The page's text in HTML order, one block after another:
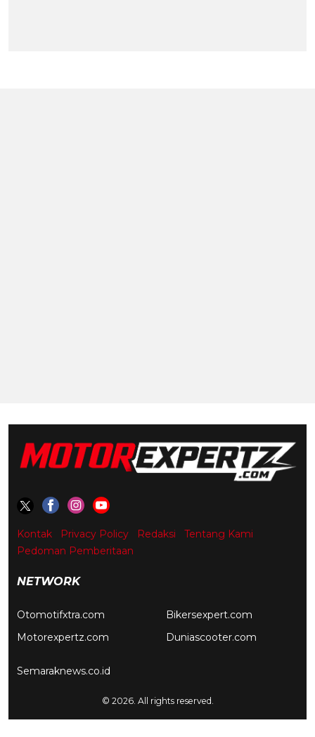
Kontak Privacy Policy Redaksi
Tentang Kami
Pedoman Pemberitaan
NETWORK
Otomotifxtra.com
Motorexpertz.com
Bikersexpert.com
Duniascooter.com
Semaraknews.co.id
© 2026. All rights reserved.